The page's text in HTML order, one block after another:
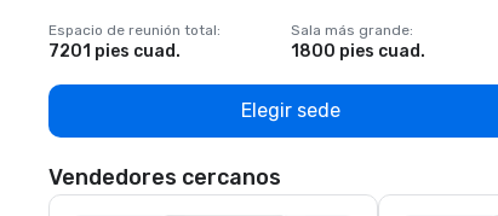
Espacio de reunión total:
7201 pies cuad.
Sala más grande:
1800 pies cuad.
Elegir sede
Vendedores cercanos